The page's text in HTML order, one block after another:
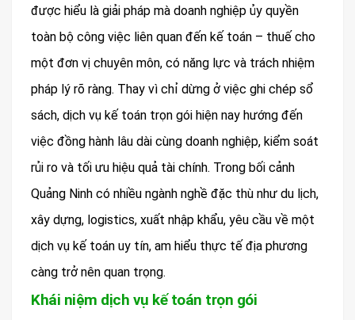
được hiểu là giải pháp mà doanh nghiệp ủy quyền
toàn bộ công việc liên quan đến kế toán – thuế cho
một đơn vị chuyên môn, có năng lực và trách nhiệm
pháp lý rõ ràng. Thay vì chỉ dừng ở việc ghi chép sổ
sách, dịch vụ kế toán trọn gói hiện nay hướng đến
việc đồng hành lâu dài cùng doanh nghiệp, kiểm soát
rủi ro và tối ưu hiệu quả tài chính. Trong bối cảnh
Quảng Ninh có nhiều ngành nghề đặc thù như du lịch,
xây dựng, logistics, xuất nhập khẩu, yêu cầu về một
dịch vụ kế toán uy tín, am hiểu thực tế địa phương
càng trở nên quan trọng.
Khái niệm dịch vụ kế toán trọn gói